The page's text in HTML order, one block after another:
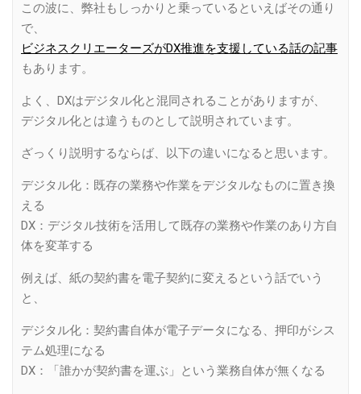
この波に、弊社もしっかりと乗っているといえばその通り
で、
ビジネスクリエーターズがDX推進を支援している話の記事
もあります。
よく、DXはデジタル化と混同されることがありますが、
デジタル化とは違うものとして説明されています。
ざっくり説明するならば、以下の違いになると思います。
デジタル化：既存の業務や作業をデジタルなものに置き換
える
DX：デジタル技術を活用して既存の業務や作業のあり方自
体を変革する
例えば、紙の契約書を電子契約に変えるという話でいう
と、
デジタル化：契約書自体が電子データになる、押印がシス
テム処理になる
DX：「誰かが契約書を運ぶ」という業務自体が無くなる